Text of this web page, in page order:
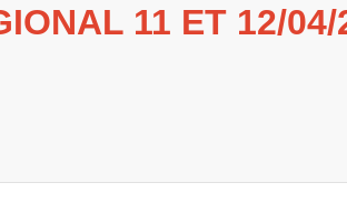
11 ET 12/04/